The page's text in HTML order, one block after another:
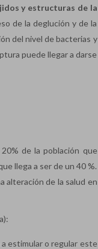
y estructuras de la
de la deglución y de la
del nivel de bacterias y
puede llegar a darse
de la población que
llega a ser de un 40 %.
alteración de la salud en
estimular o regular este